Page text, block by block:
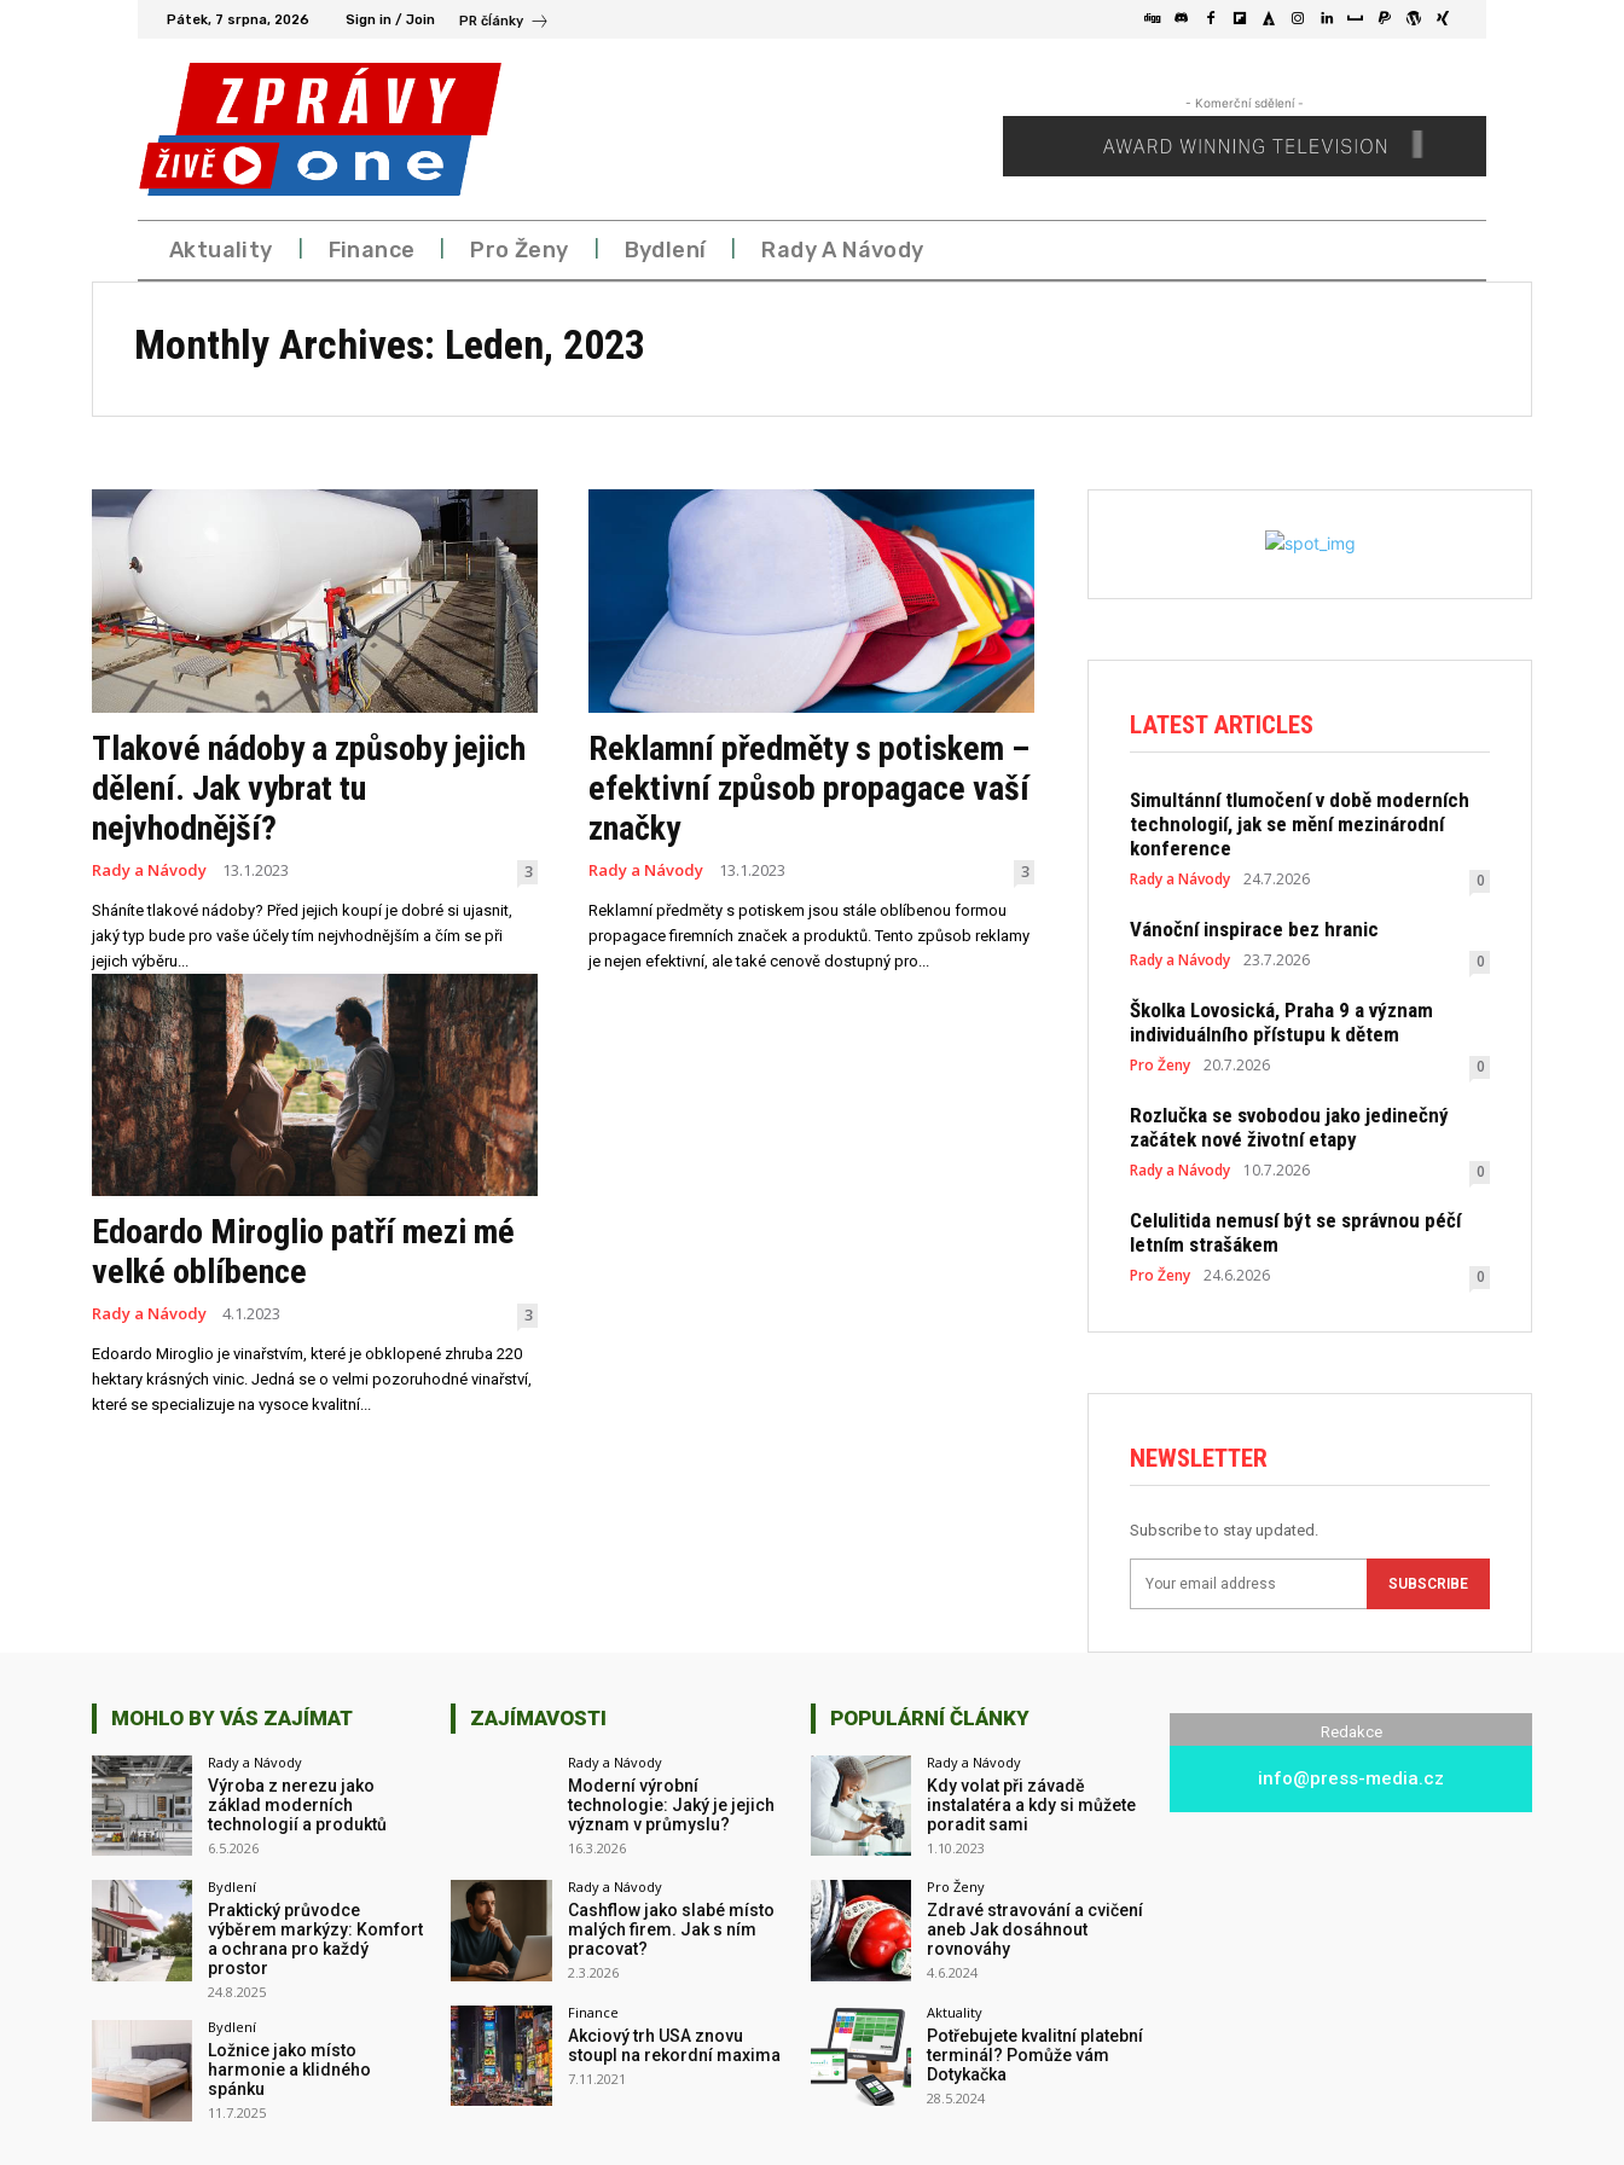
Pátek, 7 srpna, 2026 Sign in / Join PR čĺánky
- Komerční sdělení -
Aktuality Finance Pro Ženy Bydlení Rady A Návody
Monthly Archives: Leden, 2023
Tlakové nádoby a způsoby jejich
dělení. Jak vybrat tu
nejvhodnější?
Rady a Návody 13.1.2023 3
Sháníte tlakové nádoby? Před jejich koupí je dobré si ujasnit,
jaký typ bude pro vaše účely tím nejvhodnějším a čím se při
jejich výběru...
Reklamní předměty s potiskem –
efektivní způsob propagace vaší
značky
Rady a Návody 13.1.2023 3
Reklamní předměty s potiskem jsou stále oblíbenou formou
propagace firemních značek a produktů. Tento způsob reklamy
je nejen efektivní, ale také cenově dostupný pro...
Edoardo Miroglio patří mezi mé
velké oblíbence
Rady a Návody 4.1.2023 3
Edoardo Miroglio je vinařstvím, které je obklopené zhruba 220
hektary krásných vinic. Jedná se o velmi pozoruhodné vinařství,
které se specializuje na vysoce kvalitní...
LATEST ARTICLES
Simultánní tlumočení v době moderních
technologií, jak se mění mezinárodní
konference
Rady a Návody 24.7.2026 0
Vánoční inspirace bez hranic
Rady a Návody 23.7.2026 0
Školka Lovosická, Praha 9 a význam
individuálního přístupu k dětem
Pro Ženy 20.7.2026 0
Rozlučka se svobodou jako jedinečný
začátek nové životní etapy
Rady a Návody 10.7.2026 0
Celulitida nemusí být se správnou péčí
letním strašákem
Pro Ženy 24.6.2026 0
NEWSLETTER
Subscribe to stay updated.
SUBSCRIBE
MOHLO BY VÁS ZAJÍMAT
Rady a Návody
Výroba z nerezu jako
základ moderních
technologií a produktů
6.5.2026
Bydlení
Praktický průvodce
výběrem markýzy: Komfort
a ochrana pro každý
prostor
24.8.2025
Bydlení
Ložnice jako místo
harmonie a klidného
spánku
11.7.2025
ZAJÍMAVOSTI
Rady a Návody
Moderní výrobní
technologie: Jaký je jejich
význam v průmyslu?
16.3.2026
Rady a Návody
Cashflow jako slabé místo
malých firem. Jak s ním
pracovat?
2.3.2026
Finance
Akciový trh USA znovu
stoupl na rekordní maxima
7.11.2021
POPULÁRNÍ ČLÁNKY
Rady a Návody
Kdy volat při závadě
instalatéra a kdy si můžete
poradit sami
1.10.2023
Pro Ženy
Zdravé stravování a cvičení
aneb Jak dosáhnout
rovnováhy
4.6.2024
Aktuality
Potřebujete kvalitní platební
terminál? Pomůže vám
Dotykačka
28.5.2024
Redakce
info@press-media.cz